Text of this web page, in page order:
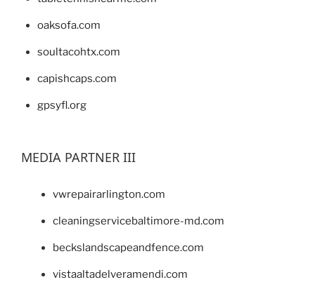
oaksofa.com
soultacohtx.com
capishcaps.com
gpsyfl.org
MEDIA PARTNER III
vwrepairarlington.com
cleaningservicebaltimore-md.com
beckslandscapeandfence.com
vistaaltadelveramendi.com